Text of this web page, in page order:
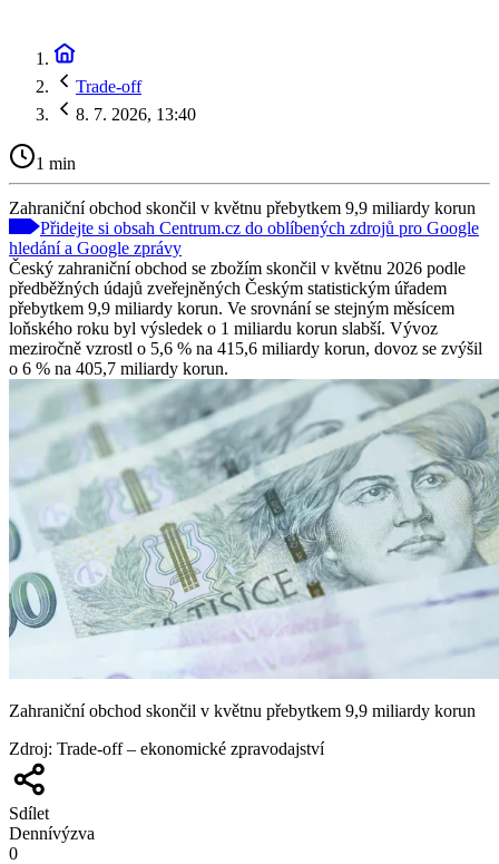
Trade-off
8. 7. 2026, 13:40
1 min
Zahraniční obchod skončil v květnu přebytkem 9,9 miliardy korun
Přidejte si obsah Centrum.cz do oblíbených zdrojů pro Google
hledání a Google zprávy
Český zahraniční obchod se zbožím skončil v květnu 2026 podle
předběžných údajů zveřejněných Českým statistickým úřadem
přebytkem 9,9 miliardy korun. Ve srovnání se stejným měsícem
loňského roku byl výsledek o 1 miliardu korun slabší. Vývoz
meziročně vzrostl o 5,6 % na 415,6 miliardy korun, dovoz se zvýšil
o 6 % na 405,7 miliardy korun.
Zahraniční obchod skončil v květnu přebytkem 9,9 miliardy korun
Zdroj: Trade-off – ekonomické zpravodajství
Sdílet
Dennívýzva
0